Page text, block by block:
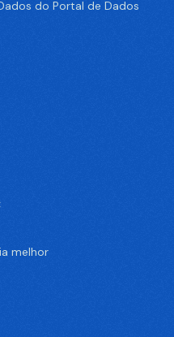
do Portal de Dados
melhor